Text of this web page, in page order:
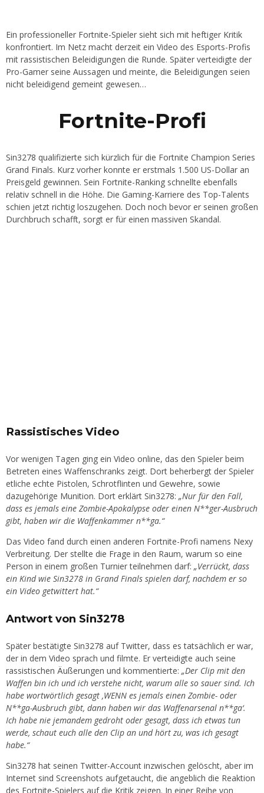
Ein professioneller Fortnite-Spieler sieht sich mit heftiger Kritik
konfrontiert. Im Netz macht derzeit ein Video des Esports-Profis
mit rassistischen Beleidigungen die Runde. Später verteidigte der
Pro-Gamer seine Aussagen und meinte, die Beleidigungen seien
nicht beleidigend gemeint gewesen…
Fortnite-Profi
Sin3278 qualifizierte sich kürzlich für die Fortnite Champion Series
Grand Finals. Kurz vorher konnte er erstmals 1.500 US-Dollar an
Preisgeld gewinnen. Sein Fortnite-Ranking schnellte ebenfalls
relativ schnell in die Höhe. Die Gaming-Karriere des Top-Talents
schien jetzt richtig loszugehen. Doch noch bevor er seinen großen
Durchbruch schafft, sorgt er für einen massiven Skandal.
Rassistisches Video
Vor wenigen Tagen ging ein Video online, das den Spieler beim
Betreten eines Waffenschranks zeigt. Dort beherbergt der Spieler
etliche echte Pistolen, Schrotflinten und Gewehre, sowie
dazugehörige Munition. Dort erklärt Sin3278: „Nur für den Fall,
dass es jemals eine Zombie-Apokalypse oder einen N**ger-Ausbruch
gibt, haben wir die Waffenkammer n**ga.“
Das Video fand durch einen anderen Fortnite-Profi namens Nexy
Verbreitung. Der stellte die Frage in den Raum, warum so eine
Person in einem großen Turnier teilnehmen darf: „Verrückt, dass
ein Kind wie Sin3278 in Grand Finals spielen darf, nachdem er so
ein Video getwittert hat.“
Antwort von Sin3278
Später bestätigte Sin3278 auf Twitter, dass es tatsächlich er war,
der in dem Video sprach und filmte. Er verteidigte auch seine
rassistischen Äußerungen und kommentierte: „Der Clip mit den
Waffen bin ich und ich verstehe nicht, warum alle so sauer sind. Ich
habe wortwörtlich gesagt ‚WENN es jemals einen Zombie- oder
N**ga-Ausbruch gibt, dann haben wir das Waffenarsenal n**ga‘.
Ich habe nie jemandem gedroht oder gesagt, dass ich etwas tun
werde, schaut euch alle den Clip an und hört zu, was ich gesagt
habe.“
Sin3278 hat seinen Twitter-Account inzwischen gelöscht, aber im
Internet sind Screenshots aufgetaucht, die angeblich die Reaktion
des Fortnite-Spielers auf die Kritik zeigen. In einer Reihe von